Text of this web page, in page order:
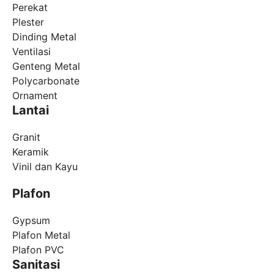
Perekat
Plester
Dinding Metal
Ventilasi
Genteng Metal
Polycarbonate
Ornament
Lantai
Granit
Keramik
Vinil dan Kayu
Plafon
Gypsum
Plafon Metal
Plafon PVC
Sanitasi